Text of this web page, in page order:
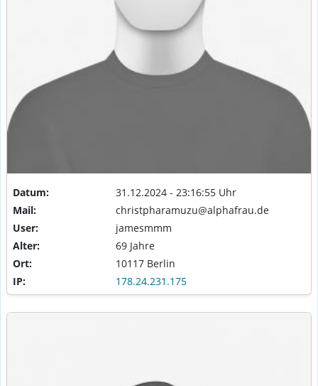
Datum:
31.12.2024 - 23:16:55 Uhr
Mail:
christpharamuzu@alphafrau.de
User:
jamesmmm
Alter:
69 Jahre
Ort:
10117 Berlin
IP:
178.24.231.175